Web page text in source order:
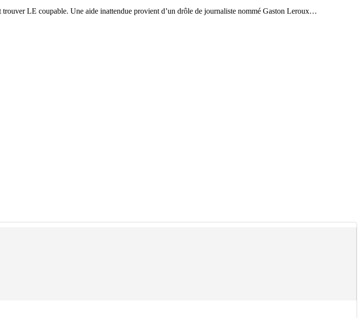
LE coupable. Une aide inattendue provient d’un drôle de journaliste nommé Gaston Leroux…